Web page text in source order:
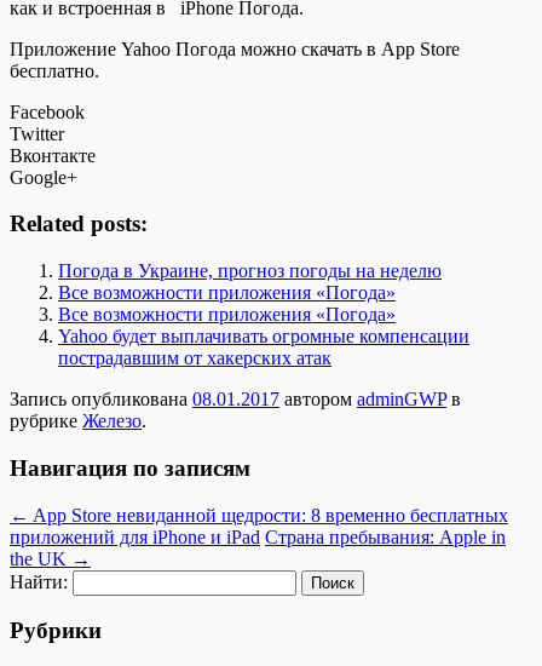
как и встроенная в iPhone Погода.
Приложение Yahoo Погода можно скачать в App Store
бесплатно.
Facebook
Twitter
Вконтакте
Google+
Related posts:
Погода в Украине, прогноз погоды на неделю
Все возможности приложения «Погода»
Все возможности приложения «Погода»
Yahoo будет выплачивать огромные компенсации
пострадавшим от хакерских атак
Запись опубликована 08.01.2017 автором adminGWPв
рубрике Железо.
Навигация по записям
← App Store невиданной щедрости: 8 временно бесплатных
приложений для iPhone и iPad Страна пребывания: Apple in
the UK →
Найти:
Рубрики